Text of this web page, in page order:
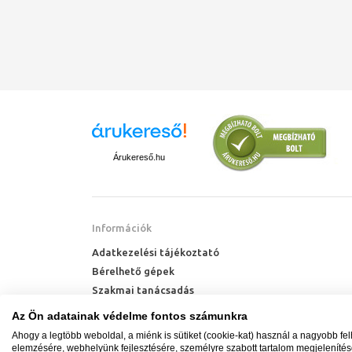
Árukereső.hu
Információk
Adatkezelési tájékoztató
Bérelhető gépek
Szakmai tanácsadás
Technik Cool Pro hőszivattyú tájékoztató
Hőszivattyú kalkulátor
Az Ön adatainak védelme fontos számunkra
Ahogy a legtöbb weboldal, a miénk is sütiket (cookie-kat) használ a nagyobb
elemzésére, webhelyünk fejlesztésére, személyre szabott tartalom